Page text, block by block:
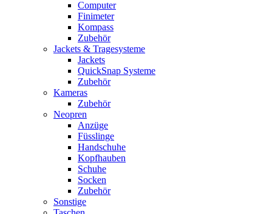
Computer
Finimeter
Kompass
Zubehör
Jackets & Tragesysteme
Jackets
QuickSnap Systeme
Zubehör
Kameras
Zubehör
Neopren
Anzüge
Füsslinge
Handschuhe
Kopfhauben
Schuhe
Socken
Zubehör
Sonstige